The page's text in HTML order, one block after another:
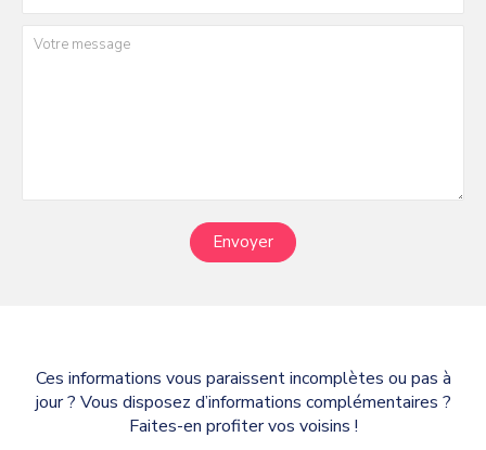
Envoyer
Ces informations vous paraissent incomplètes ou pas à
jour ? Vous disposez d’informations complémentaires ?
Faites-en profiter vos voisins !